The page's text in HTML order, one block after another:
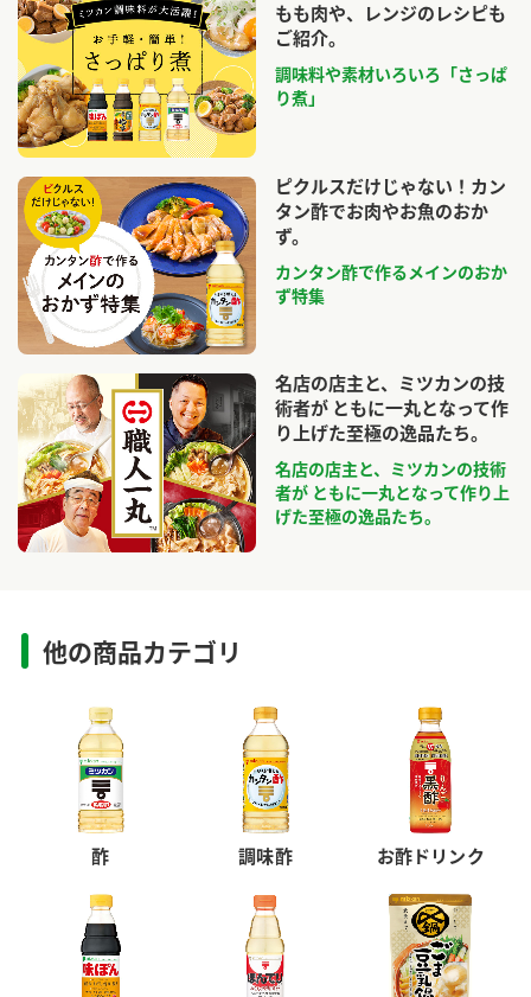
もも肉や、レンジのレシピも
ご紹介。
調味料や素材いろいろ「さっぱ
り煮」
ピクルスだけじゃない！カン
タン酢でお肉やお魚のおか
ず。
カンタン酢で作るメインのおか
ず特集
名店の店主と、ミツカンの技
術者が ともに一丸となって作
り上げた至極の逸品たち。
名店の店主と、ミツカンの技術
者が ともに一丸となって作り上
げた至極の逸品たち。
他の商品カテゴリ
酢 調味酢 お酢ドリンク